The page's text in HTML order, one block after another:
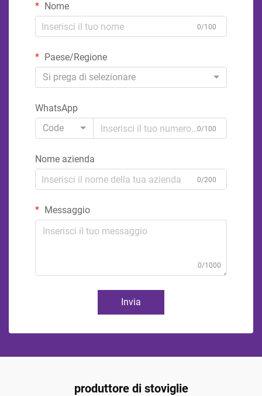
Nome
0/100
Paese/Regione
Si prega di selezionare
WhatsApp
Code
0/100
Nome azienda
0/200
Messaggio
0/1000
Invia
produttore di stoviglie